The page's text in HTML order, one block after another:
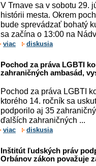
V Trnave sa v sobotu 29.
histórii mesta. Okrem
bude sprevádzať bohatý
sa začína o 13:00 na
viac diskusia
Pochod za práva LGBTI
zahraničných ambasád,
Pochod za práva LGBTI
ktorého 14. ročník sa
podporilo aj 35
ďalších zahraničných ...
viac diskusia
Inštitút ľudských práv
Orbánov zákon považuje